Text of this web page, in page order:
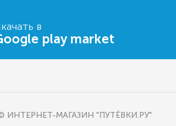
в
play market
ИНТЕРНЕТ-МАГАЗИН "ПУТЁВКИ.РУ"